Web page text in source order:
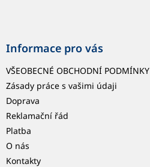
Informace pro vás
VŠEOBECNÉ OBCHODNÍ PODMÍNKY
Zásady práce s vašimi údaji
Doprava
Reklamační řád
Platba
O nás
Kontakty